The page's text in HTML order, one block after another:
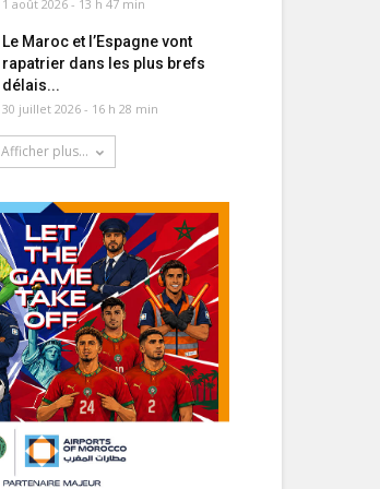
1 août 2026 - 13 h 47 min
Le Maroc et l’Espagne vont
rapatrier dans les plus brefs
délais...
30 juillet 2026 - 16 h 28 min
Afficher plus...